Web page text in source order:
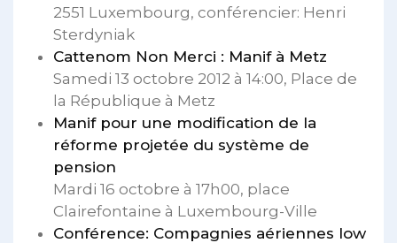
2551 Luxembourg, conférencier: Henri
Sterdyniak
Cattenom Non Merci : Manif à Metz
Samedi 13 octobre 2012 à 14:00, Place de
la République à Metz
Manif pour une modification de la
réforme projetée du système de
pension
Mardi 16 octobre à 17h00, place
Clairefontaine à Luxembourg-Ville
Conférence: Compagnies aériennes low